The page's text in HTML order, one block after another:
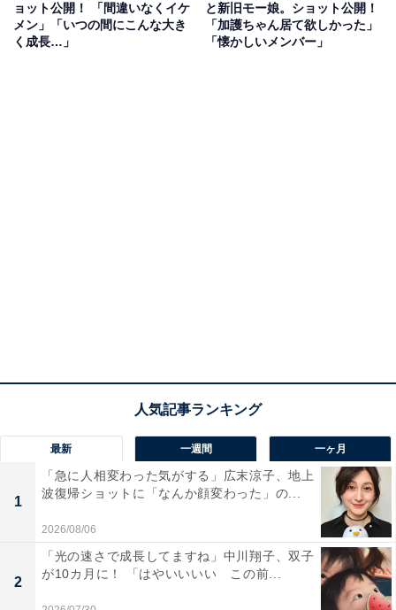
ョット公開！ 「間違いなくイケ
メン」「いつの間にこんな大き
く成長…」
と新旧モー娘。ショット公開！
「加護ちゃん居て欲しかった」
「懐かしいメンバー」
最新 一週間 一ヶ月
1
「急に人相変わった気がする」広末涼子、地上
波復帰ショットに「なんか顔変わった」の...
2026/08/06
2
「光の速さで成長してますね」中川翔子、双子
が10カ月に！ 「はやいいいい この前...